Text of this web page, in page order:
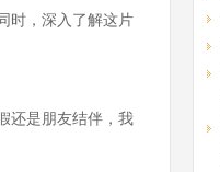
时，深入了解这片
还是朋友结伴，我